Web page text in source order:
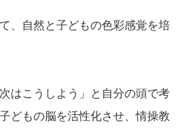
、自然と子どもの色彩感覚を培
はこうしよう」と自分の頭で考
どもの脳を活性化させ、情操教